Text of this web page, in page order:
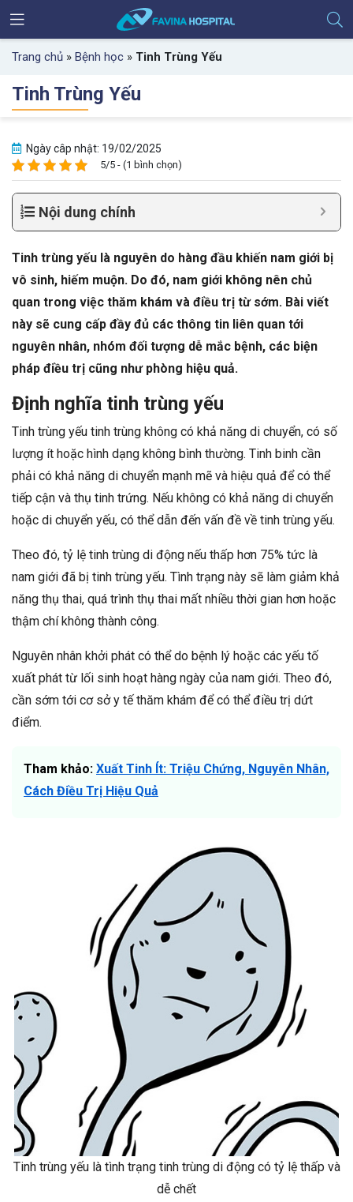
Trang chủ » Bệnh học » Tinh Trùng Yếu
Tinh Trùng Yếu
Ngày câp nhật: 19/02/2025
5/5 - (1 bình chọn)
Nội dung chính
Tinh trùng yếu là nguyên do hàng đầu khiến nam giới bị
vô sinh, hiếm muộn. Do đó, nam giới không nên chủ
quan trong việc thăm khám và điều trị từ sớm. Bài viết
này sẽ cung cấp đầy đủ các thông tin liên quan tới
nguyên nhân, nhóm đối tượng dễ mắc bệnh, các biện
pháp điều trị cũng như phòng hiệu quả.
Định nghĩa tinh trùng yếu
Tinh trùng yếu tinh trùng không có khả năng di chuyển, có số
lượng ít hoặc hình dạng không bình thường. Tinh binh cần
phải có khả năng di chuyển mạnh mẽ và hiệu quả để có thể
tiếp cận và thụ tinh trứng. Nếu không có khả năng di chuyển
hoặc di chuyển yếu, có thể dẫn đến vấn đề về tinh trùng yếu.
Theo đó, tỷ lệ tinh trùng di động nếu thấp hơn 75% tức là
nam giới đã bị tinh trùng yếu. Tình trạng này sẽ làm giảm khả
năng thụ thai, quá trình thụ thai mất nhiều thời gian hơn hoặc
thậm chí không thành công.
Nguyên nhân khởi phát có thể do bệnh lý hoặc các yếu tố
xuất phát từ lối sinh hoạt hàng ngày của nam giới. Theo đó,
cần sớm tới cơ sở y tế thăm khám để có thể điều trị dứt
điểm.
Tham khảo: Xuất Tinh Ít: Triệu Chứng, Nguyên Nhân,
Cách Điều Trị Hiệu Quả
Tinh trùng yếu là tình trạng tinh trùng di động có tỷ lệ thấp và
dễ chết